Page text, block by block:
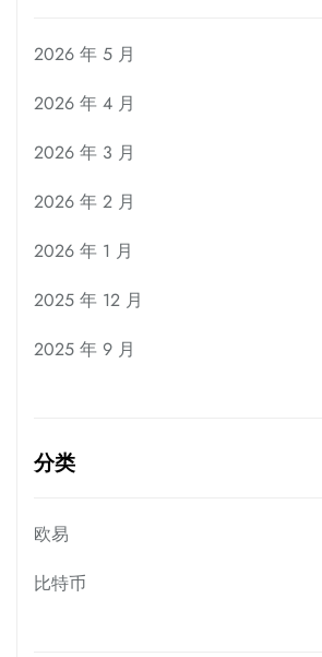
2026 年 5 月
2026 年 4 月
2026 年 3 月
2026 年 2 月
2026 年 1 月
2025 年 12 月
2025 年 9 月
分类
欧易
比特币